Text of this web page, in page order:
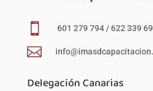
 601 279 794 / 622 339

Delegación Canarias